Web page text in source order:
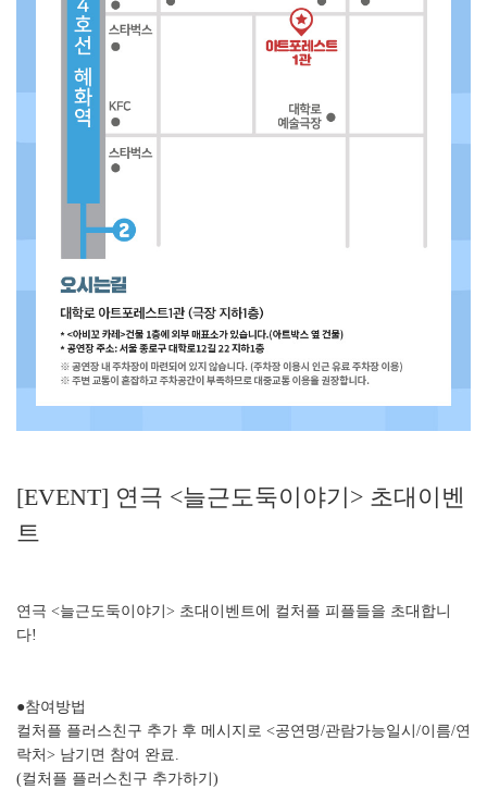
[EVENT] 연극 <늘근도둑이야기> 초대이벤
트
연극 <늘근도둑이야기> 초대이벤트에 컬처플 피플들을 초대합니
다!
●참여방법
컬처플 플러스친구 추가 후 메시지로 <공연명/관람가능일시/이름/연
락처> 남기면 참여 완료.
(컬처플 플러스친구 추가하기)